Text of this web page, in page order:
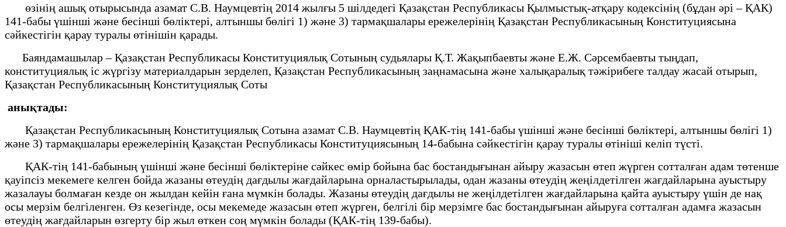
өзінің ашық отырысында азамат С.В. Наумцевтің 2014 жылғы 5 шілдедегі Қазақстан Республикасы Қылмыстық-атқару кодексінің (бұдан әрі – ҚАК)
141-бабы үшінші және бесінші бөліктері, алтыншы бөлігі 1) және 3) тармақшалары ережелерінің Қазақстан Республикасының Конституциясына
сәйкестігін қарау туралы өтінішін қарады.
Баяндамашылар – Қазақстан Республикасы Конституциялық Сотының судьялары Қ.Т. Жақыпбаевты және Е.Ж. Сәрсембаевты тыңдап,
конституциялық іс жүргізу материалдарын зерделеп, Қазақстан Республикасының заңнамасына және халықаралық тәжірибеге талдау жасай отырып,
Қазақстан Республикасының Конституциялық Соты
анықтады:
Қазақстан Республикасының Конституциялық Сотына азамат С.В. Наумцевтің ҚАК-тің 141-бабы үшінші және бесінші бөліктері, алтыншы бөлігі 1)
және 3) тармақшалары ережелерінің Қазақстан Республикасы Конституциясының 14-бабына сәйкестігін қарау туралы өтініші келіп түсті.
ҚАК-тің 141-бабының үшінші және бесінші бөліктеріне сәйкес өмiр бойына бас бостандығынан айыру жазасын өтеп жүрген сотталған адам төтенше
қауіпсіз мекемеге келген бойда жазаны өтеудiң дағдылы жағдайларына орналастырылады, одан жазаны өтеудің жеңілдетілген жағдайларына ауыстыру
жазалауы болмаған кезде он жылдан кейін ғана мүмкін болады. Жазаны өтеудің дағдылы не жеңілдетілген жағдайларына қайта ауыстыру үшін де нақ
осы мерзім белгіленген. Өз кезегінде, осы мекемеде жазасын өтеп жүрген, белгілі бір мерзімге бас бостандығынан айыруға сотталған адамға жазасын
өтеудің жағдайларын өзгерту бір жыл өткен соң мүмкін болады (ҚАК-тің 139-бабы).